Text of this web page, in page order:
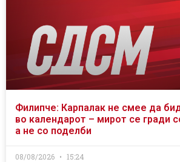
Филипче: Карпалак не смее да
во календарот – мирот се гради
а не со поделби
08/08/2026 15:24